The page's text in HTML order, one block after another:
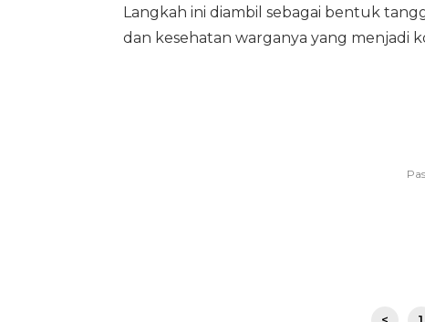
Langkah ini diambil sebagai bentuk
dan kesehatan warganya yang menjadi